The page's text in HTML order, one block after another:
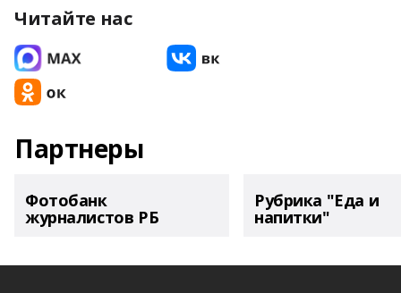
Читайте нас
Партнеры
Фотобанк
журналистов РБ
Рубрика "Еда и
напитки"